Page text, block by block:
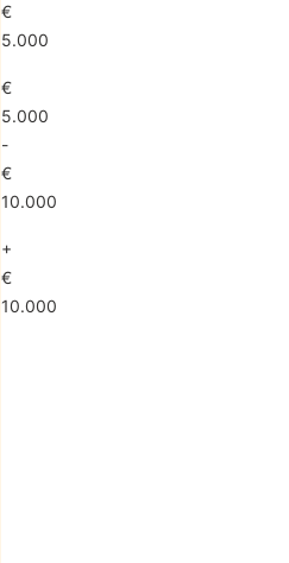
€
5.000
€
5.000
-
€
10.000
+
€
10.000